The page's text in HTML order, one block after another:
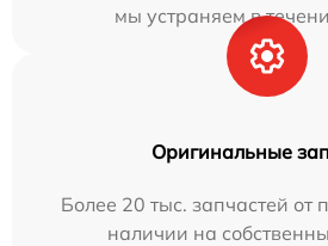
мы устраняем в
Оригинальные
Более 20 тыс. запчастей от
наличии на